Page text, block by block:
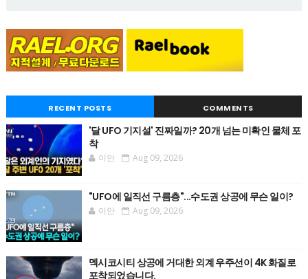
RECENT POSTS COMMENTS
'달 UFO 기지설' 진짜일까? 20개 넘는 미확인 물체 포
착
이안 Aug 09, 2026
"UFO에 일직선 구름층"...수도권 상공에 무슨 일이?
이안 Aug 09, 2026
멕시코시티 상공에 거대한 외계 우주선이 4K 화질로
포착되었습니다.